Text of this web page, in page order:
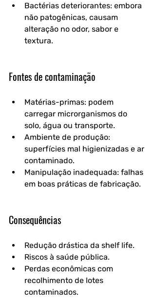
Bactérias deteriorantes: embora
não patogênicas, causam
alteração no odor, sabor e
textura.
Fontes de contaminação
Matérias-primas: podem
carregar microrganismos do
solo, água ou transporte.
Ambiente de produção:
superfícies mal higienizadas e ar
contaminado.
Manipulação inadequada: falhas
em boas práticas de fabricação.
Consequências
Redução drástica da shelf life.
Riscos à saúde pública.
Perdas econômicas com
recolhimento de lotes
contaminados.